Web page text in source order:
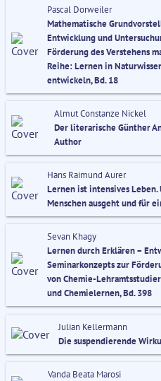
Pascal Dorweiler
Mathematische
Entwicklung und
Förderung des Verstehens
Reihe: Lernen in
entwickeln, Bd. 18
Almut Constanze Nickel
Der literarische Günther
Author
Hans Raimund Aurer
Lernen ist intensives
Menschen ausgeht und für
Sevan Khagy
Lernen durch Erklären –
Seminarkonzepts zur
von Chemie-
und Chemielernen, Bd. 398
Julian Kellermann
Die suspendierende
Vanda Beata Marosi